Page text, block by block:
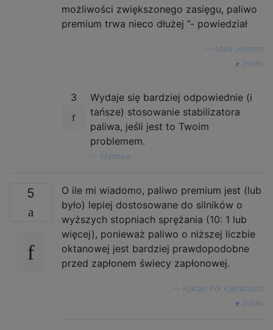
możliwości zwiększonego zasięgu, paliwo
premium trwa nieco dłużej ”- powiedział
Mark Johnson
źródło
3
Wydaje się bardziej odpowiednie (i
tańsze) stosowanie stabilizatora
paliwa, jeśli jest to Twoim
problemem.
Matthew
5
O ile mi wiadomo, paliwo premium jest (lub
było) lepiej dostosowane do silników o
wyższych stopniach sprężania (10: 1 lub
więcej), ponieważ paliwo o niższej liczbie
oktanowej jest bardziej prawdopodobne
przed zapłonem świecy zapłonowej.
Kjartan Þór Kjartansson
źródło